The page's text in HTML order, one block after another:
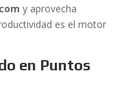
y aprovecha
es el motor
en Puntos